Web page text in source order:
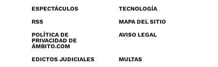
ESPECTÁCULOS
TECNOLOGÍA
RSS
MAPA DEL SITIO
POLÍTICA DE
PRIVACIDAD DE
ÁMBITO.COM
AVISO LEGAL
EDICTOS JUDICIALES MULTAS